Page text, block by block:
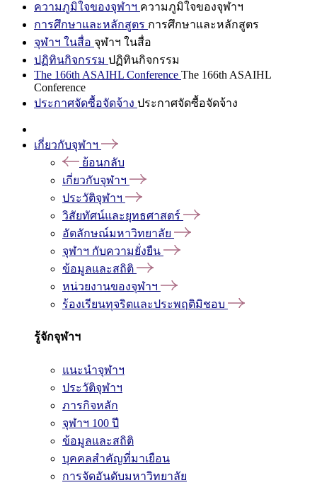
ความภูมิใจของจุฬาฯ ความภูมิใจของจุฬาฯ
การศึกษาและหลักสูตร การศึกษาและหลักสูตร
จุฬาฯ ในสื่อ จุฬาฯ ในสื่อ
ปฏิทินกิจกรรม ปฏิทินกิจกรรม
The 166th ASAIHL Conference The 166th ASAIHL
Conference
ประกาศจัดซื้อจัดจ้าง ประกาศจัดซื้อจัดจ้าง
เกี่ยวกับจุฬาฯ
ย้อนกลับ
เกี่ยวกับจุฬาฯ
ประวัติจุฬาฯ
วิสัยทัศน์และยุทธศาสตร์
อัตลักษณ์มหาวิทยาลัย
จุฬาฯ กับความยั่งยืน
ข้อมูลและสถิติ
หน่วยงานของจุฬาฯ
ร้องเรียนทุจริตและประพฤติมิชอบ
รู้จักจุฬาฯ
แนะนำจุฬาฯ
ประวัติจุฬาฯ
ภารกิจหลัก
จุฬาฯ 100 ปี
ข้อมูลและสถิติ
บุคคลสำคัญที่มาเยือน
การจัดอันดับมหาวิทยาลัย